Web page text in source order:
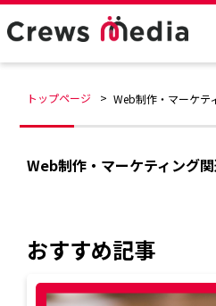
トップページ Web制作・マーケテ
Web制作・マーケティング
おすすめ記事